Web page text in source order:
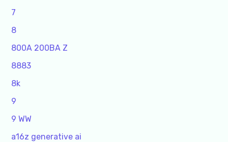
7
8
800A 200BA Z
8883
8k
9
9 WW
a16z generative ai